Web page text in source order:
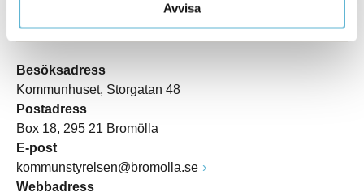
Avvisa
KONTAKT
Besöksadress
Kommunhuset, Storgatan 48
Postadress
Box 18, 295 21 Bromölla
E-post
kommunstyrelsen@bromolla.se
Webbadress